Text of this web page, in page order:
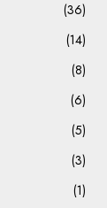
(36)
(14)
(8)
(6)
(5)
(3)
(1)